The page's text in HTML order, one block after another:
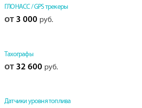
ГЛОНАСС / GPS трекеры
от 3 000 руб.
Тахографы
от 32 600 руб.
Датчики уровня топлива